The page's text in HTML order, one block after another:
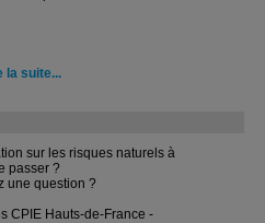
la suite...
sur les risques naturels à
passer ?
une question ?
CPIE Hauts-de-France -